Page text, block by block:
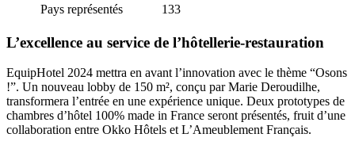
Pays représentés
133
L’excellence au service de l’hôtellerie-restauration
EquipHotel 2024 mettra en avant l’innovation avec le thème “Osons
!”. Un nouveau lobby de 150 m², conçu par Marie Deroudilhe,
transformera l’entrée en une expérience unique. Deux prototypes de
chambres d’hôtel 100% made in France seront présentés, fruit d’une
collaboration entre Okko Hôtels et L’Ameublement Français.